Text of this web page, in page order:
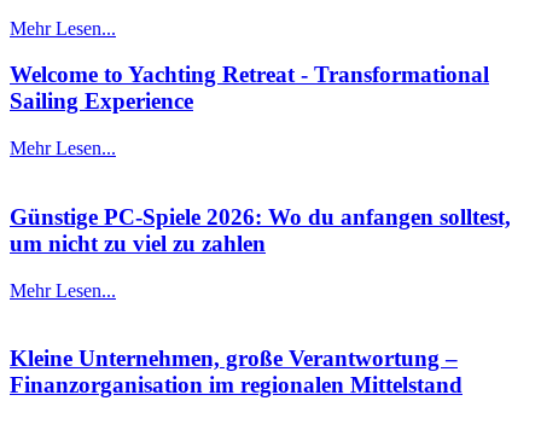
Mehr Lesen...
Welcome to Yachting Retreat - Transformational
Sailing Experience
Mehr Lesen...
Günstige PC-Spiele 2026: Wo du anfangen solltest,
um nicht zu viel zu zahlen
Mehr Lesen...
Kleine Unternehmen, große Verantwortung –
Finanzorganisation im regionalen Mittelstand